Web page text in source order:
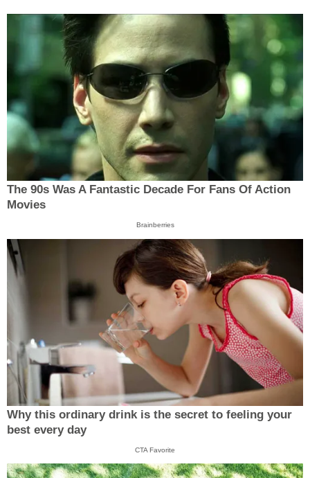
The 90s Was A Fantastic Decade For Fans Of Action
Movies
Brainberries
Why this ordinary drink is the secret to feeling your
best every day
CTA Favorite